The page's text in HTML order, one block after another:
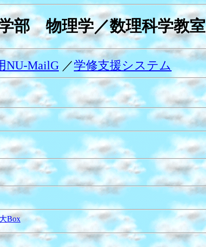
部 物理学／数理科学教室
NU-MailG ／学修支援システム
Box